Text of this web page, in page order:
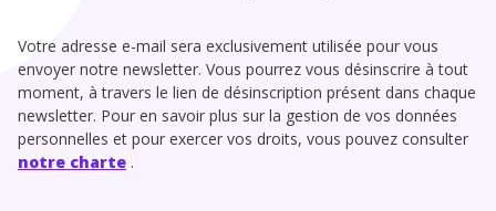
Votre adresse e-mail sera exclusivement utilisée pour vous
envoyer notre newsletter. Vous pourrez vous désinscrire à tout
moment, à travers le lien de désinscription présent dans chaque
newsletter. Pour en savoir plus sur la gestion de vos données
personnelles et pour exercer vos droits, vous pouvez consulter
notre charte .